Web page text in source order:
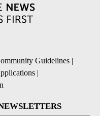
Guidelines |
|